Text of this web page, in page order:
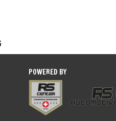
POWERED BY